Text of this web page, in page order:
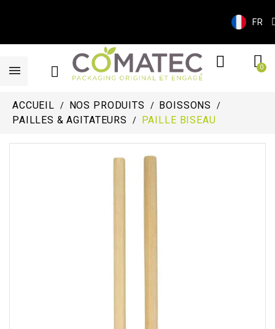
FR
ACCUEIL NOS PRODUITS
BOISSONS
PAILLES & AGITATEURS
PAILLE BISEAU